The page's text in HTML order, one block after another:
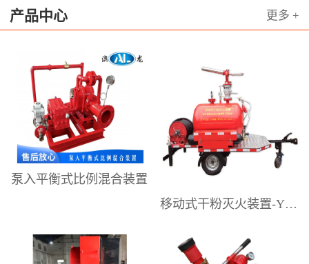
专业的泡沫灭火系统设计解决方案、
高性能的泡沫灭火设备，以及较为完
善的售后技术和设备应用维护服务。
为工业企业供应配套消防产品。是国
内具有影响力的泡沫灭火设备专业制
造商之一。澳龙公司主要生产销售：
沫比例混合装置、移动式泡沫灭火装
置（泡沫手推车）、移动式泡沫炮、
消防水炮、消防泡沫炮、泡沫-水两用
产品中心 更多 +
泵入平衡式比例混合装置
移动式干粉灭火装置-YGFZ系列